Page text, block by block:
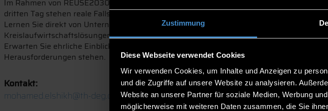
Zustimmung
Diese Webseite verwendet Cookies
Wir verwenden Cookies, um Inhalte und Anzeigen zu
und die Zugriffe auf unsere Website zu analysieren.
Website an unsere Partner für soziale Medien, Werbung
möglicherweise mit weiteren Daten zusammen, die Sie
Im Rahmen von REUSE2030 organisieren wir drei Trainingstage rund um das Thema
dritten Tag stehen reale Fallstudien und bewährte Verfahren im Mittelpunkt.
Lernen Sie direkt von Unternehmen, die es bereits umsetzen. Dieser Tag bringt reale
Kreislaufwirtschaftslösungen erfolgreich eingeführt haben — was funktioniert hat, was
Erwarten Sie ehrliche Einblicke, praxisnahe Erkenntnisse und die Möglichkeit, sich mit
Herausforderungen stehen.
Kontakt:
mohamed.elshikh@th-deg.de